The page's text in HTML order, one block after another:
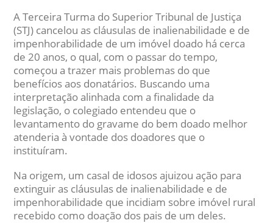
A Terceira Turma do Superior Tribunal de Justiça
(STJ) cancelou as cláusulas de inalienabilidade e de
impenhorabilidade de um imóvel doado há cerca
de 20 anos, o qual, com o passar do tempo,
começou a trazer mais problemas do que
benefícios aos donatários. Buscando uma
interpretação alinhada com a finalidade da
legislação, o colegiado entendeu que o
levantamento do gravame do bem doado melhor
atenderia à vontade dos doadores que o
instituíram.
Na origem, um casal de idosos ajuizou ação para
extinguir as cláusulas de inalienabilidade e de
impenhorabilidade que incidiam sobre imóvel rural
recebido como doação dos pais de um deles.